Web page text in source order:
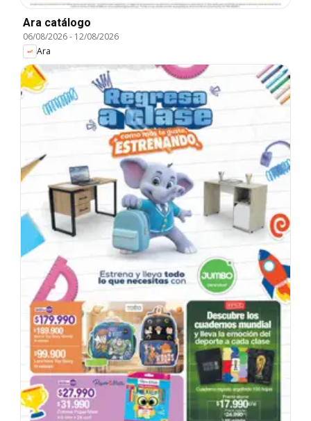
Ara catálogo
06/08/2026- 12/08/2026
Ara